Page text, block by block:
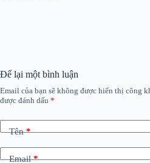
Để lại một bình luận
Email của bạn sẽ không được hiển thị công
được đánh dấu *
Tên*
Email*